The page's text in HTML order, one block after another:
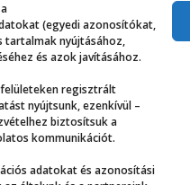
(egyedi azonosítókat,
tartalmak nyújtásához,
és azok javításához.
regisztrált
nyújtsunk, ezenkívül –
biztosítsuk a
kommunikációt.
adatokat és azonosítási